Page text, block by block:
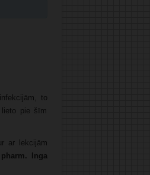
to
lieto pie šīm
ar lekcijām
Inga